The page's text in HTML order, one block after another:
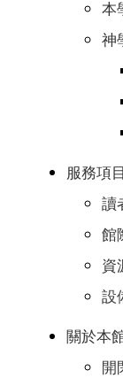
本
神
服務項目
讀
館
資
設
關於本
開